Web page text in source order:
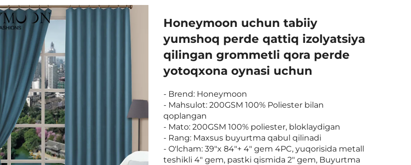
Honeymoon uchun tabiiy
yumshoq perde qattiq izolyatsiya
qilingan grommetli qora perde
yotoqxona oynasi uchun
- Brend: Honeymoon
- Mahsulot: 200GSM 100% Poliester bilan
qoplangan
- Mato: 200GSM 100% poliester, bloklaydigan
- Rang: Maxsus buyurtma qabul qilinadi
- O'lcham: 39"x 84"+ 4" gem 4PC, yuqorisida metall
teshikli 4" gem, pastki qismida 2" gem, Buyurtma